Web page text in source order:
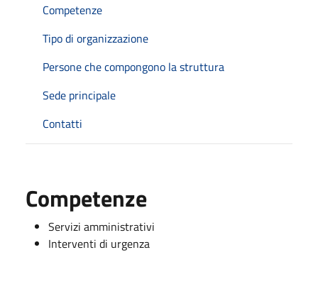
Competenze
Tipo di organizzazione
Persone che compongono la struttura
Sede principale
Contatti
Competenze
Servizi amministrativi
Interventi di urgenza